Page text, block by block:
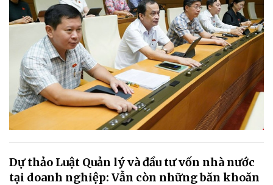
Dự thảo Luật Quản lý và đầu tư vốn nhà nước
tại doanh nghiệp: Vẫn còn những băn khoăn